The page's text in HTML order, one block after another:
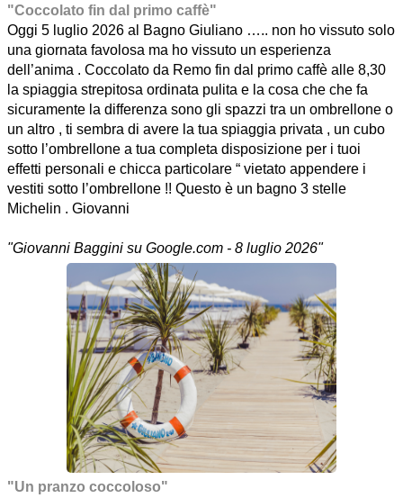
"Coccolato fin dal primo caffè"
Oggi 5 luglio 2026 al Bagno Giuliano ….. non ho vissuto solo
una giornata favolosa ma ho vissuto un esperienza
dell’anima . Coccolato da Remo fin dal primo caffè alle 8,30
la spiaggia strepitosa ordinata pulita e la cosa che che fa
sicuramente la differenza sono gli spazzi tra un ombrellone o
un altro , ti sembra di avere la tua spiaggia privata , un cubo
sotto l’ombrellone a tua completa disposizione per i tuoi
effetti personali e chicca particolare “ vietato appendere i
vestiti sotto l’ombrellone !! Questo è un bagno 3 stelle
Michelin . Giovanni
"Giovanni Baggini su Google.com - 8 luglio 2026"
"Un pranzo coccoloso"